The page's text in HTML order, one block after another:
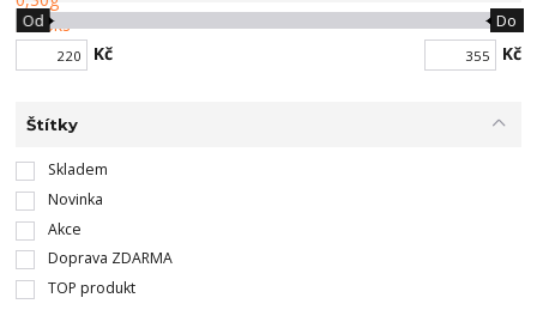
Kč
Od Do
Kč
Štítky
Skladem
Novinka
Akce
Doprava ZDARMA
TOP produkt